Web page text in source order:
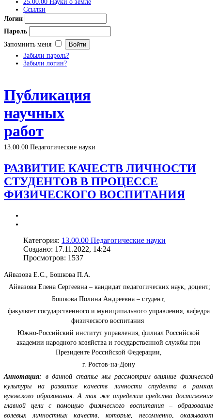
25.00.00 Науки о земле
Ссылки
Логин
Пароль
Запомнить меня
Забыли пароль?
Забыли логин?
Публикация
научных
работ
13.00.00 Педагогические науки
РАЗВИТИЕ КАЧЕСТВ ЛИЧНОСТИ
СТУДЕНТОВ В ПРОЦЕССЕ
ФИЗИЧЕСКОГО ВОСПИТАНИЯ
Категория: 13.00.00 Педагогические науки
Создано: 17.11.2022, 14:24
Просмотров: 1537
Айвазова Е.С., Бошкова П.А.
Айвазова Елена Сергеевна – кандидат педагогических наук, доцент;
Бошкова Полина Андреевна – студент,
факультет государственного и муниципального управления, кафедра
физического воспитания
Южно-Российский институт управления, филиал Российской
академии народного хозяйства и государственной службы при
Президенте Российской Федерации,
г. Ростов-на-Дону
Аннотация: в данной статье мы рассмотрим влияние физической
культуры на развитие качеств личности студента в рамках
вузовского образования. А так же определим средства достижения
главной цели с помощью физического воспитания – образование
волевых личностных качеств, которые, несомненно, оказывают